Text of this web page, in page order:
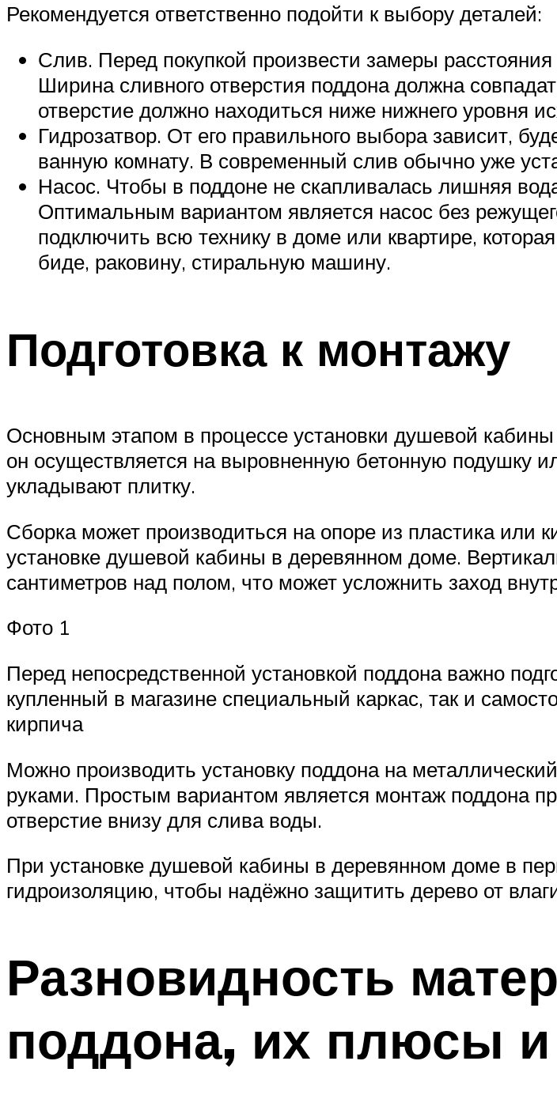
Рекомендуется ответственно подойти к выбору деталей:
Слив. Перед покупкой произвести замеры
Ширина сливного отверстия поддона должна
отверстие должно находиться ниже нижнего уровня
Гидрозатвор. От его правильного выбора зависит,
ванную комнату. В современный слив обычно уже
Насос. Чтобы в поддоне не скапливалась лишняя
Оптимальным вариантом является насос без
подключить всю технику в доме или квартире,
биде, раковину, стиральную машину.
Подготовка к монтажу
Основным этапом в процессе установки душевой
он осуществляется на выровненную бетонную подушку
укладывают плитку.
Сборка может производиться на опоре из пластика или
установке душевой кабины в деревянном доме.
сантиметров над полом, что может усложнить заход
Фото 1
Перед непосредственной установкой поддона важно
купленный в магазине специальный каркас, так и
кирпича
Можно производить установку поддона на
руками. Простым вариантом является монтаж поддона
отверстие внизу для слива воды.
При установке душевой кабины в деревянном доме в
гидроизоляцию, чтобы надёжно защитить дерево от
Разновидность
поддона, их плюсы